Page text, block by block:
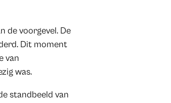
de voorgevel. De
Dit moment
van
was.
standbeeld van